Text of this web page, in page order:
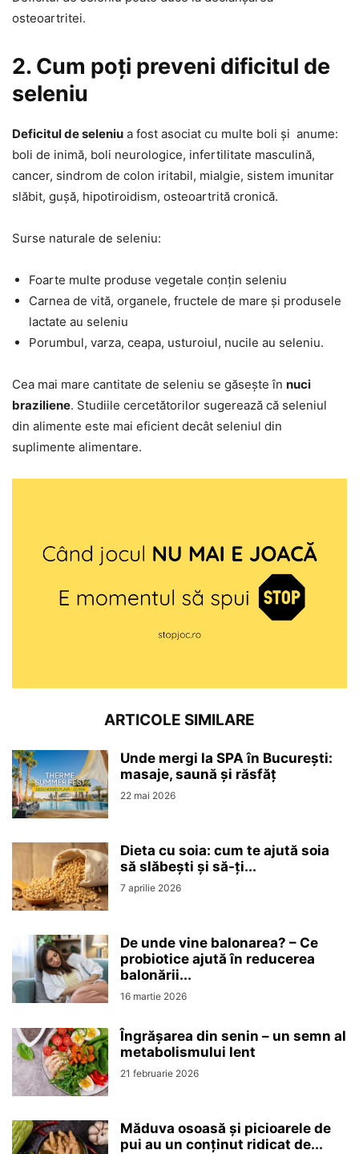
osteoartritei.
2. Cum poți preveni dificitul de
seleniu
Deficitul de seleniu a fost asociat cu multe boli și anume:
boli de inimă, boli neurologice, infertilitate masculină,
cancer, sindrom de colon iritabil, mialgie, sistem imunitar
slăbit, gușă, hipotiroidism, osteoartrită cronică.
Surse naturale de seleniu:
Foarte multe produse vegetale conțin seleniu
Carnea de vită, organele, fructele de mare și produsele
lactate au seleniu
Porumbul, varza, ceapa, usturoiul, nucile au seleniu.
Cea mai mare cantitate de seleniu se găsește în nuci
braziliene. Studiile cercetătorilor sugerează că seleniul
din alimente este mai eficient decât seleniul din
suplimente alimentare.
ARTICOLE SIMILARE
Unde mergi la SPA în București:
masaje, saună și răsfăț
22 mai 2026
Dieta cu soia: cum te ajută soia
să slăbești și să-ți...
7 aprilie 2026
De unde vine balonarea? – Ce
probiotice ajută în reducerea
balonării...
16 martie 2026
Îngrășarea din senin – un semn al
metabolismului lent
21 februarie 2026
Măduva osoasă și picioarele de
pui au un conținut ridicat de...